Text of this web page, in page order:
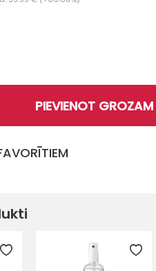
PIEVIENOT GROZAM